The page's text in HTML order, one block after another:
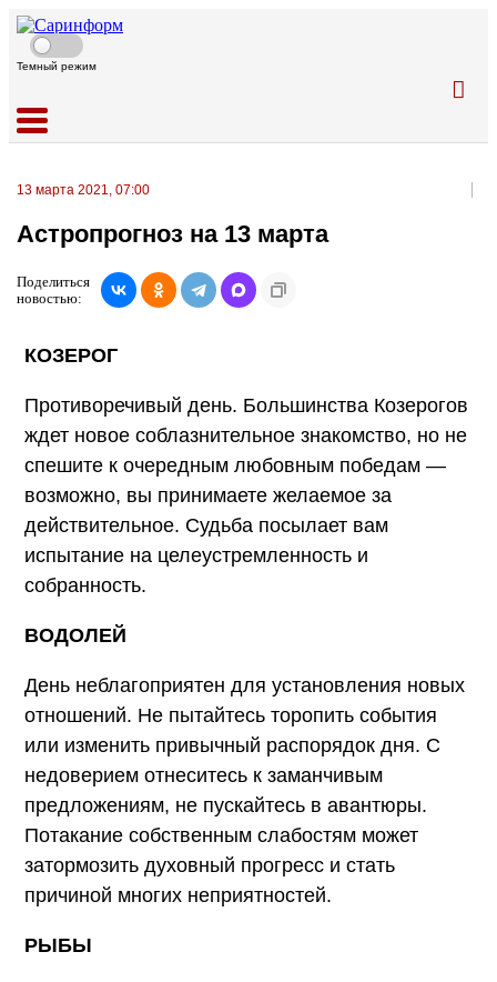
Темный режим
13 марта 2021, 07:00
Астропрогноз на 13 марта
Поделиться
новостью:
КОЗЕРОГ
Противоречивый день. Большинства Козерогов
ждет новое соблазнительное знакомство, но не
спешите к очередным любовным победам —
возможно, вы принимаете желаемое за
действительное. Судьба посылает вам
испытание на целеустремленность и
собранность.
ВОДОЛЕЙ
День неблагоприятен для установления новых
отношений. Не пытайтесь торопить события
или изменить привычный распорядок дня. С
недоверием отнеситесь к заманчивым
предложениям, не пускайтесь в авантюры.
Потакание собственным слабостям может
затормозить духовный прогресс и стать
причиной многих неприятностей.
РЫБЫ